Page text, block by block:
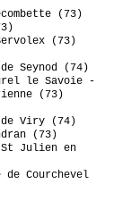
(73)
(73)
Seynod (74)
le Savoie -
(73)
de Viry (74)
(73)
Julien en
de Courchevel